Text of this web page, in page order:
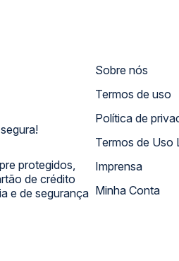
protegidos,
de crédito
e de segurança
Sobre nós
Termos de uso
Política de
Termos de
Imprensa
Minha Conta